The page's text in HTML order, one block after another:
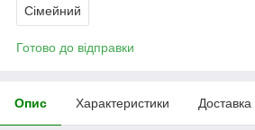
Сімейний
Готово до відправки
Опис Характеристики Доставка